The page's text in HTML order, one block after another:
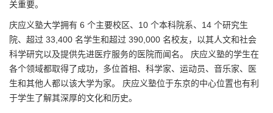
关重要。
庆应义塾大学拥有 6 个主要校区、10 个本科院系、14 个研究生
院、超过 33,400 名学生和超过 390,000 名校友，以其人文和社会
科学研究以及提供先进医疗服务的医院而闻名。 庆应义塾的学生在
各个领域都取得了成功，多位首相、科学家、运动员、音乐家、医
生和其他人都以该大学为家。 庆应义塾位于东京的中心位置也有利
于学生了解其深厚的文化和历史。